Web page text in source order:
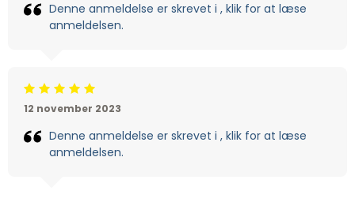
Denne anmeldelse er skrevet i , klik for at læse
anmeldelsen.
Beoordeling: 5/5
12 november 2023
Denne anmeldelse er skrevet i , klik for at læse
anmeldelsen.